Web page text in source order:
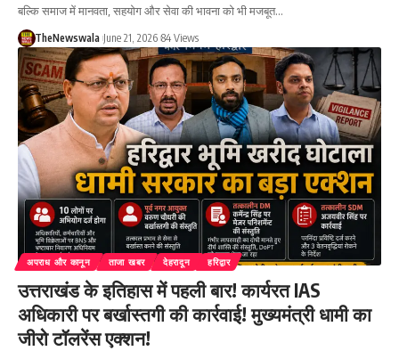
बल्कि समाज में मानवता, सहयोग और सेवा की भावना को भी मजबूत…
TheNewswala June 21, 2026 84 Views
अपराध और कानून ताजा खबर देहरादून हरिद्वार
उत्तराखंड के इतिहास में पहली बार! कार्यरत IAS
अधिकारी पर बर्खास्तगी की कार्रवाई! मुख्यमंत्री धामी का
जीरो टॉलरेंस एक्शन!